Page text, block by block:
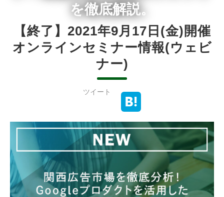
ご利用案内
会社概要
を徹底解説。
【終了】2021年9月17日(金)開催
オンラインセミナー情報(ウェビ
ナー)
ツイート